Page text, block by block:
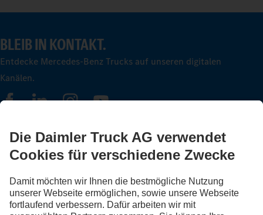
BLEIB IN KONTAKT.
Entdecke Mercedes-Benz Trucks auf unseren digitalen
Kanälen.